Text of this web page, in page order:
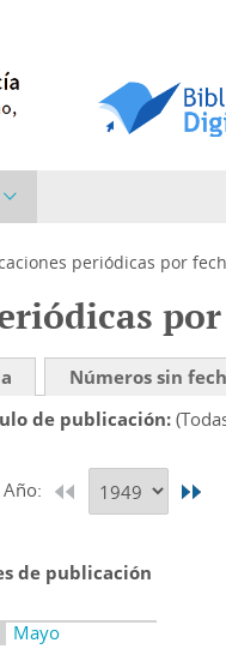
periódicas por
Números sin
de publicación
Año:
de publicación
Mayo